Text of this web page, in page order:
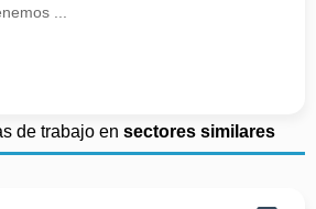
...
de trabajo en sectores similares